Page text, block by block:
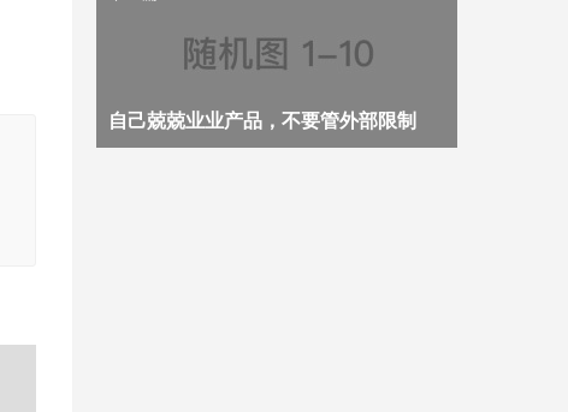
自己兢兢业业产品，不要管外部限制